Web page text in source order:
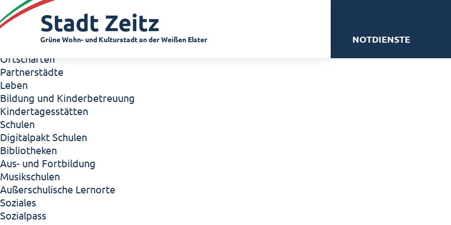
Zeitz - Die Kleinstadt
Willkommen in Zeitz!
Interview mit Oberbürgermeister Christian Thieme
Zeitz - Stadt der Zukunft
Ortschaften
Partnerstädte
Leben
Bildung und Kinderbetreuung
Kindertagesstätten
Schulen
Digitalpakt Schulen
Bibliotheken
Aus- und Fortbildung
Musikschulen
Außerschulische Lernorte
Soziales
Sozialpass
Stadt Zeitz
Grüne Wohn- und Kulturstadt an der Weißen Elster NOTDIENSTE